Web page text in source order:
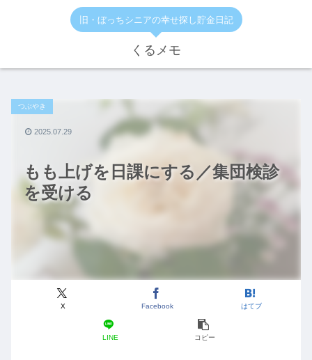
旧・ぼっちシニアの幸せ探し貯金日記
くるメモ
もも上げを日課にする／集団検診
を受ける
つぶやき
X Facebook はてブ
LINE コピー
2025.07.29